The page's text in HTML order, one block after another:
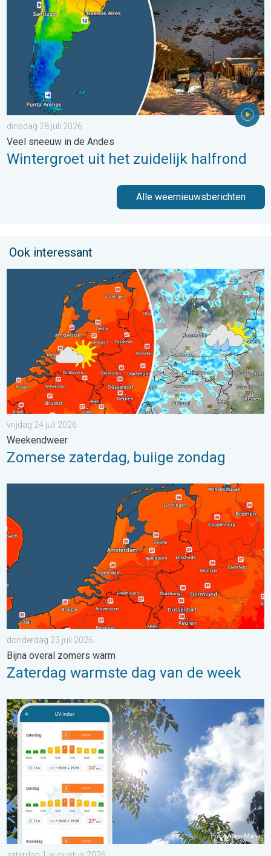
dinsdag 28 juli 2026
Veel sneeuw in de Andes
Wintergroet uit het zuidelijk halfrond
Alle weernieuwsberichten
Ook interessant
Zomerse zaterdag, buiige zondag. Weekendweer. . . vrijdag
vrijdag 24 juli 2026
Weekendweer
Zomerse zaterdag, buiige zondag
Zaterdag warmste dag van de week. Bijna overal zomers
donderdag 23 juli 2026
Bijna overal zomers warm
Zaterdag warmste dag van de week
Zonkracht blijft hoog. Ondanks aangename lucht. . . zaterdag